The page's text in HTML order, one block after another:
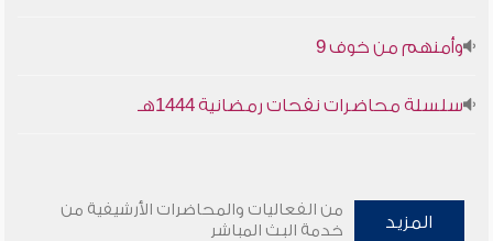
وأمنهم من خوف 9
سلسلة محاضرات نفحات رمضانية 1444هـ
المزيد
من الفعاليات والمحاضرات الأرشيفية من
خدمة البث المباشر